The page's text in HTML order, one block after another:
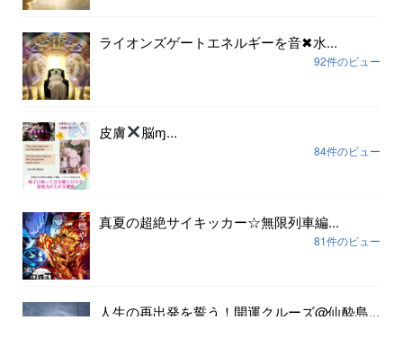
ライオンズゲートエネルギーを音✖︎水...
92件のビュー
皮膚 脳ɱ...
84件のビュー
真夏の超絶サイキッカー☆無限列車編...
81件のビュー
人生の再出発を誓う！開運クルーズ@仙酔島...